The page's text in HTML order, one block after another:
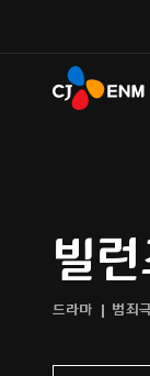
빌
드라마 범죄극